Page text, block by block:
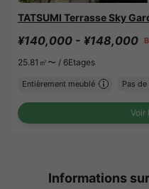
TATSUMI Terrasse Sky
¥140,000 - ¥148,000
25.81㎡〜 / 6Etages
Entièrement meublé Pas
Voir
Informations